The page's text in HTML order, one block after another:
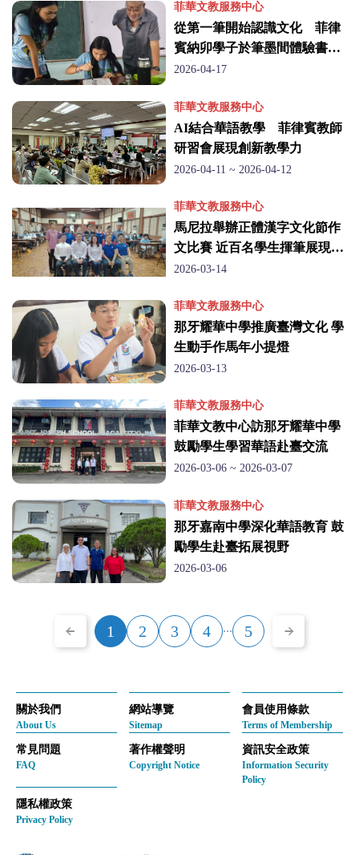
菲華文教服務中心
從第一筆開始認識文化 菲律
賓納卯學子於筆墨間體驗書法
之美
2026-04-17
菲華文教服務中心
AI結合華語教學 菲律賓教師
研習會展現創新教學力
2026-04-11 ~ 2026-04-12
菲華文教服務中心
馬尼拉舉辦正體漢字文化節作
文比賽 近百名學生揮筆展現華
語實力
2026-03-14
菲華文教服務中心
那牙耀華中學推廣臺灣文化 學
生動手作馬年小提燈
2026-03-13
菲華文教服務中心
菲華文教中心訪那牙耀華中學
鼓勵學生學習華語赴臺交流
2026-03-06 ~ 2026-03-07
菲華文教服務中心
那牙嘉南中學深化華語教育 鼓
勵學生赴臺拓展視野
2026-03-06
1 2 3 4 ... 5
關於我們
About Us
網站導覽
Sitemap
會員使用條款
Terms of Membership
常見問題
FAQ
著作權聲明
Copyright Notice
資訊安全政策
Information Security
Policy
隱私權政策
Privacy Policy